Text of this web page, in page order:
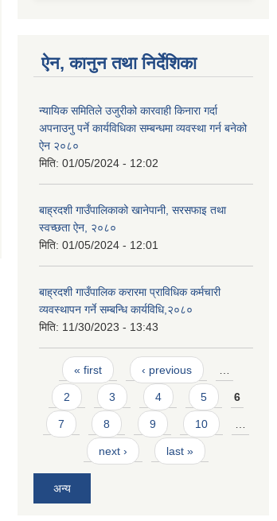
ऐन, कानुन तथा निर्देशिका
न्यायिक समितिले उजुरीको कारवाही किनारा गर्दा
अपनाउनु पर्ने कार्यविधिका सम्बन्धमा व्यवस्था गर्न बनेको
ऐन २०८०
मिति: 01/05/2024 - 12:02
बाह्रदशी गाउँपालिकाको खानेपानी, सरसफाइ तथा
स्वच्छता ऐन, २०८०
मिति: 01/05/2024 - 12:01
बाह्रदशी गाउँपालिक करारमा प्राविधिक कर्मचारी
व्यवस्थापन गर्ने सम्बन्धि कार्यविधि,२०८०
मिति: 11/30/2023 - 13:43
Pages
« first ‹ previous …
2 3 4 5 6
7 8 9 10 …
next › last »
अन्य